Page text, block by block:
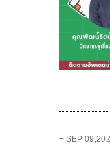
− SEP